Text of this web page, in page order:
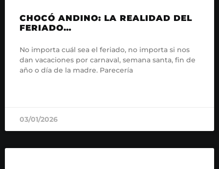
CHOCÓ ANDINO: LA REALIDAD DEL
FERIADO…
No importa cuál sea el feriado, no importa si nos
dan vacaciones por carnaval, semana santa, fin de
año o día de la madre. Parecería
03/01/2026